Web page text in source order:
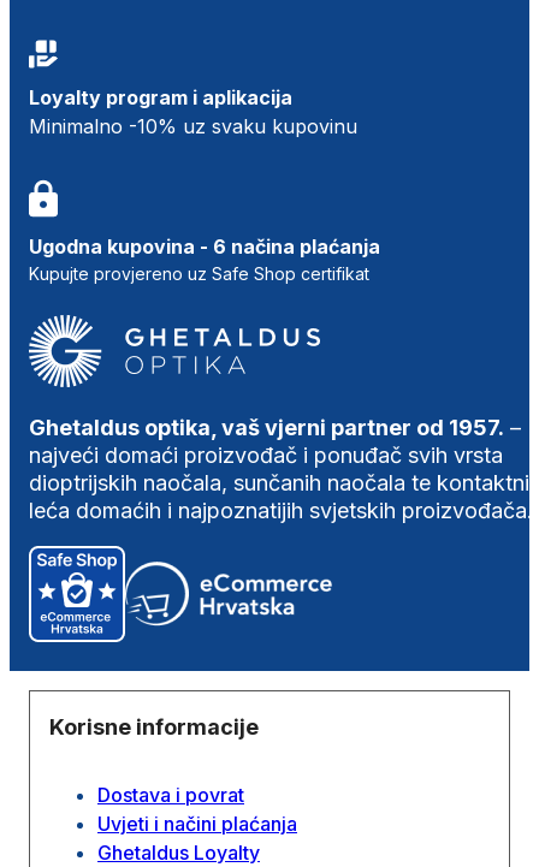
Loyalty program i aplikacija
Minimalno -10% uz svaku kupovinu
Ugodna kupovina - 6 načina plaćanja
Kupujte provjereno uz Safe Shop certifikat
Ghetaldus optika, vaš vjerni partner od 1957. –
najveći domaći proizvođač i ponuđač svih vrsta
dioptrijskih naočala, sunčanih naočala te
leća domaćih i najpoznatijih svjetskih proizvođača.
Korisne informacije
Dostava i povrat
Uvjeti i načini plaćanja
Ghetaldus Loyalty